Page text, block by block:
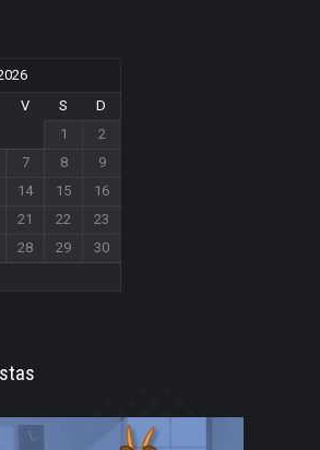
V S
D
1
2
7 8
9
14 15
16
21 22
23
28 29
30